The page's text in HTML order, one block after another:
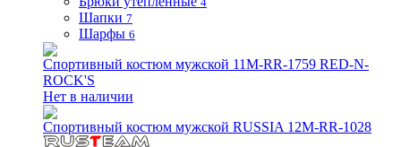
Шапки 7
Шарфы 6
Спортивный костюм мужской 11M-RR-1759 RED-N-
ROCK'S
Нет в наличии
Спортивный костюм мужской RUSSIA 12M-RR-1028